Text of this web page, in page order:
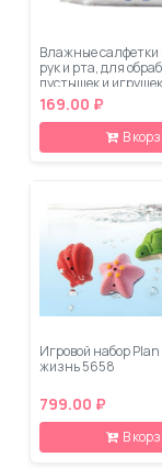
Влажные салфетки
рук и рта, для
пустышек и
169.00 ₽
В
Игровой набор
жизнь 5658
799.00 ₽
В